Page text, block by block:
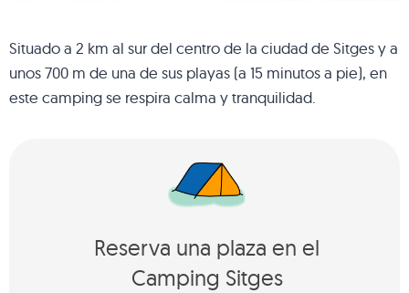
Situado a 2 km al sur del centro de la ciudad de Sitges y a
unos 700 m de una de sus playas (a 15 minutos a pie), en
este camping se respira calma y tranquilidad.
Reserva una plaza en el
Camping Sitges